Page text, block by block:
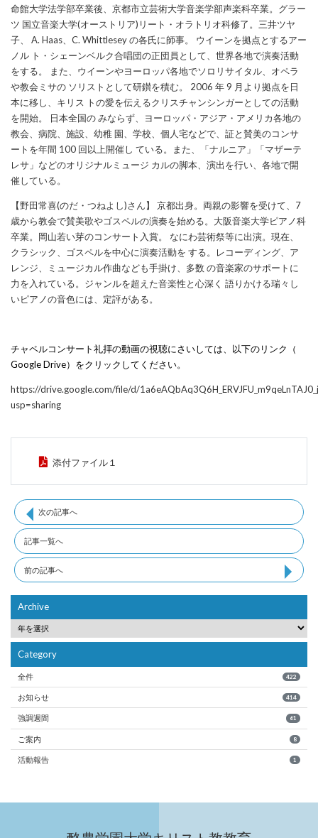
命館大学法学部卒業後、京都市立芸術大学音楽学部声楽科卒業。グラー
ツ 国立音楽大学(オーストリア)リート・オラトリオ科修了。三井ツヤ
子、 A. Haas、C. Whittlesey の各氏に師事。 ウイーンを拠点とするアー
ノル ト・シェーンベルク合唱団の正団員として、世界各地で演奏活動
をする。 また、ウイーンやヨーロッパ各地でソロリサイタル、オペラ
や教会ミサの ソリストとして研鑚を積む。 2006 年 9 月より拠点を日
本に移し、キリス トの愛を伝えるクリスチャンシンガーとしての活動
を開始。 日本全国の みならず、ヨーロッパ・アジア・アメリカ各地の
教会、病院、施設、幼稚 園、学校、個人宅などで、証と賛美のコンサ
ートを年間 100 回以上開催し ている。また、「ナルニア」「マザーテ
レサ」などのオリジナルミュージ カルの脚本、演出を行い、各地で開
催している。
【野田常喜(のだ・つねよし)さん】 京都出身。両親の影響を受けて、7
歳から教会で賛美歌やゴスペルの演奏を始める。大阪音楽大学ピアノ科
卒業。岡山若い芽のコンサート入賞。 なにわ芸術祭等に出演。現在、
クラシック、ゴスペルを中心に演奏活動を する。レコーディング、ア
レンジ、ミュージカル作曲なども手掛け、多数 の音楽家のサポートに
力を入れている。ジャンルを超えた音楽性と心深く 語りかける瑞々し
いピアノの音色には、定評がある。
チャペルコンサート礼拝の動画の視聴にさいしては、以下のリンク（
Google Drive）をクリックしてください。
https://drive.google.com/file/d/
usp=sharing
添付ファイル１
次の記事へ
記事一覧へ
前の記事へ
Archive
Category
全件 422
お知らせ 414
強調週間 61
ご案内 8
活動報告 1